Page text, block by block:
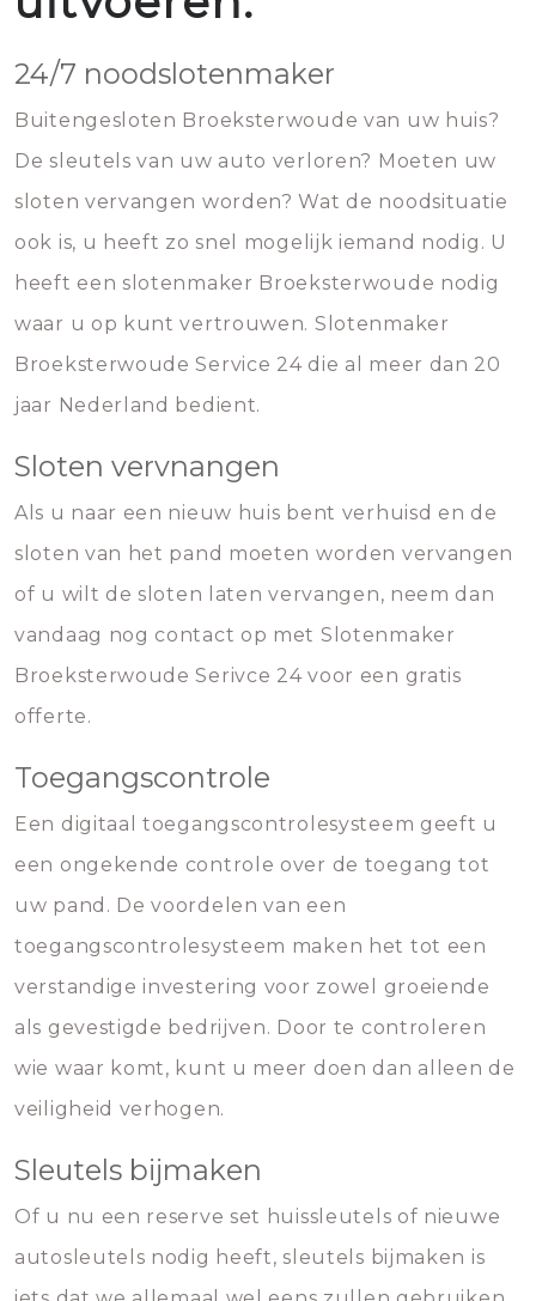
24/7 noodslotenmaker
Buitengesloten Broeksterwoude van uw huis?
De sleutels van uw auto verloren? Moeten uw
sloten vervangen worden? Wat de noodsituatie
ook is, u heeft zo snel mogelijk iemand nodig. U
heeft een slotenmaker Broeksterwoude nodig
waar u op kunt vertrouwen. Slotenmaker
Broeksterwoude Service 24 die al meer dan 20
jaar Nederland bedient.
Sloten vervnangen
Als u naar een nieuw huis bent verhuisd en de
sloten van het pand moeten worden vervangen
of u wilt de sloten laten vervangen, neem dan
vandaag nog contact op met Slotenmaker
Broeksterwoude Serivce 24 voor een gratis
offerte.
Toegangscontrole
Een digitaal toegangscontrolesysteem geeft u
een ongekende controle over de toegang tot
uw pand. De voordelen van een
toegangscontrolesysteem maken het tot een
verstandige investering voor zowel groeiende
als gevestigde bedrijven. Door te controleren
wie waar komt, kunt u meer doen dan alleen de
veiligheid verhogen.
Sleutels bijmaken
Of u nu een reserve set huissleutels of nieuwe
autosleutels nodig heeft, sleutels bijmaken is